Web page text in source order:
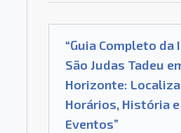
“Guia Completo da
São Judas Tadeu
Horizonte:
Horários, História e
Eventos”